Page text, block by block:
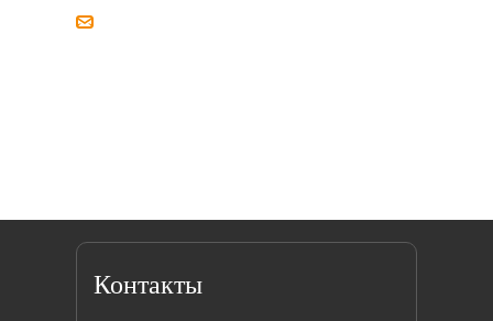
Контакты